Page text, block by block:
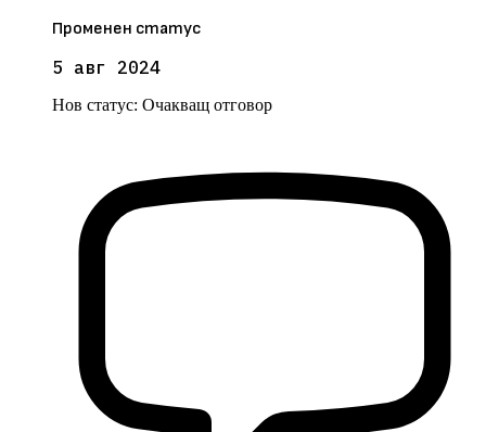
Променен статус
5 авг 2024
Нов статус: Очакващ отговор